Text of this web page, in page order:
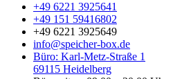
+49 6221 3925641
+49 151 59416802
+49 6221 3925649
info@speicher-box.de
Büro: Karl-Metz-Straße 1
69115 Heidelberg